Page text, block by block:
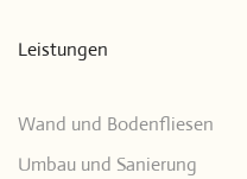
Leistungen
Wand und Bodenfliesen
Umbau und Sanierung